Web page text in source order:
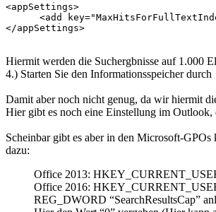
<appSettings>
<add
Hiermit werden die Suchergbnisse auf 1.000
4.) Starten Sie den Informationsspeicher durch
Damit aber noch nicht genug, da wir hiermit
Hier gibt es noch eine Einstellung im Outlook,
Scheinbar gibt es aber in den Microsoft-
dazu:
Office 2013:
Office 2016:
REG_DWORD “SearchResultsCap”